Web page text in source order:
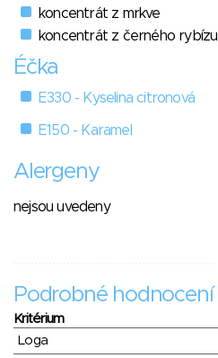
koncentrát z mrkve
koncentrát z černého rybízu
Éčka
E330 - Kyselina citronová
E150 - Karamel
Alergeny
nejsou uvedeny
Podrobné hodnocení
Kritérium
Loga